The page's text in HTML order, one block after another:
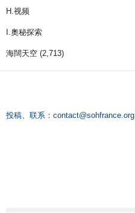
H.视频
I.奧秘探索
海闊天空 (2,713)
投稿、联系： contact@sohfrance.org